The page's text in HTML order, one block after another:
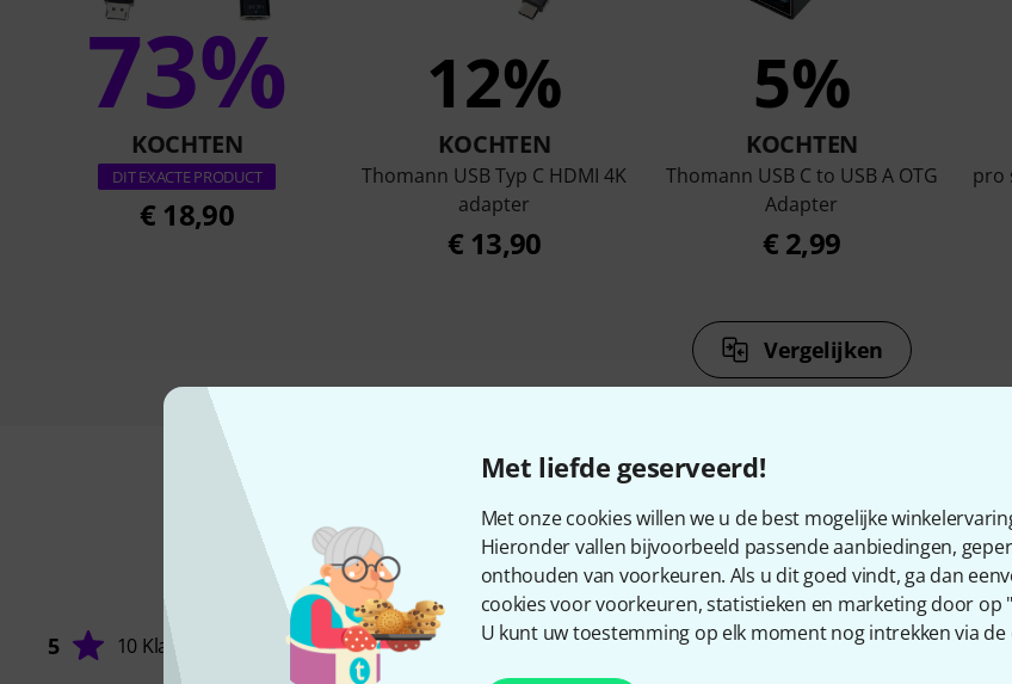
Met liefde geserveerd!
Met onze cookies willen we u de best mogelijke
Hieronder vallen bijvoorbeeld passende aanbiedingen,
onthouden van voorkeuren. Als u dit goed vindt, ga dan
cookies voor voorkeuren, statistieken en marketing door op
U kunt uw toestemming op elk moment nog intrekken via de
73%
KOCHTEN
DIT EXACTE PRODUCT
€ 18,90
12%
KOCHTEN
Thomann USB Typ C HDMI 4K
adapter
€ 13,90
5%
KOCHTEN
Thomann USB C to USB A OTG
Adapter
€ 2,99
pro
Vergelijken
14
5 10 Klanten